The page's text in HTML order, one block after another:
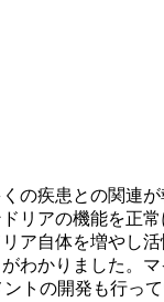
の疾患との関連
リアの機能を正
ア自体を増やし
わかりました。
トの開発も行っ